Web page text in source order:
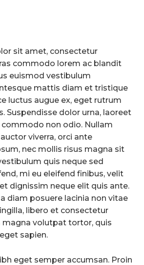
sit amet, consectetur
commodo lorem ac blandit
euismod vestibulum
mattis diam et tristique
luctus augue ex, eget rutrum
Suspendisse dolor urna, laoreet
non odio. Nullam
viverra, orci ante
nec mollis risus magna sit
quis neque sed
mi eu eleifend finibus, velit
dignissim neque elit quis ante.
diam posuere lacinia non vitae
libero et consectetur
magna volutpat tortor, quis
sapien.
eget semper accumsan. Proin